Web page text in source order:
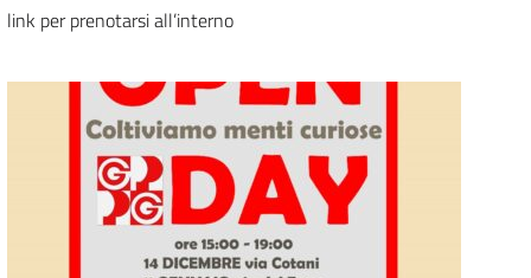
link per prenotarsi all’interno